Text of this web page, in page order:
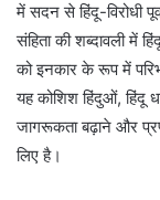
में सदन से हिंदू-विरोधी
संहिता की शब्दावली में
को इनकार के रूप में
यह कोशिश हिंदुओं, हिंदू
जागरूकता बढ़ाने और
लिए है।